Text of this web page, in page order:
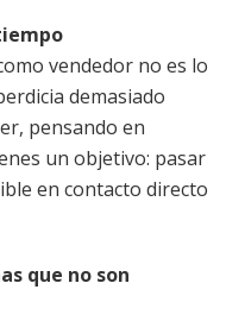
vendedor no es lo
demasiado
pensando en
un objetivo: pasar
en contacto directo
que no son